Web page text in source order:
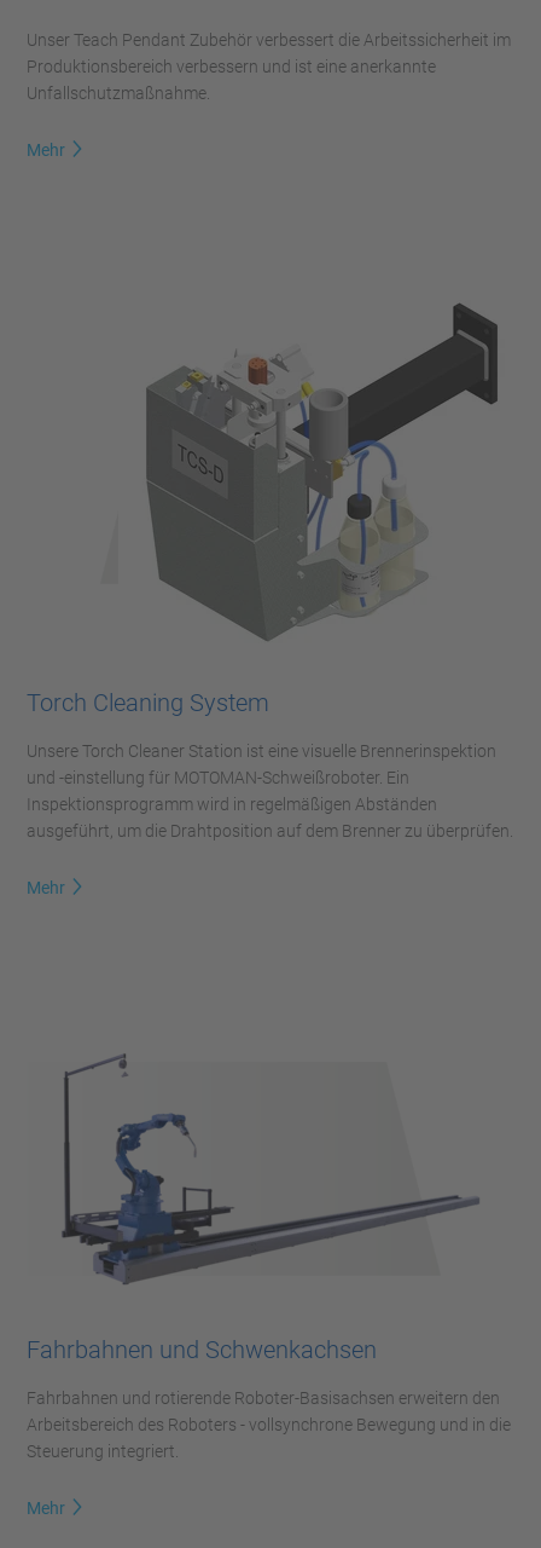
Unser Teach Pendant Zubehör verbessert die Arbeitssicherheit im
Produktionsbereich verbessern und ist eine anerkannte
Unfallschutzmaßnahme.
Mehr
Torch Cleaning System
Unsere Torch Cleaner Station ist eine visuelle Brennerinspektion
und -einstellung für MOTOMAN-Schweißroboter. Ein
Inspektionsprogramm wird in regelmäßigen Abständen
ausgeführt, um die Drahtposition auf dem Brenner zu überprüfen.
Mehr
Fahrbahnen und Schwenkachsen
Fahrbahnen und rotierende Roboter-Basisachsen erweitern den
Arbeitsbereich des Roboters - vollsynchrone Bewegung und in die
Steuerung integriert.
Mehr